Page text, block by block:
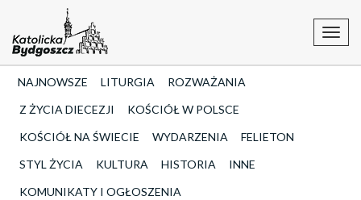
NAJNOWSZE LITURGIA
ROZWAŻANIA
Z ŻYCIA DIECEZJI
KOŚCIÓŁ W POLSCE
KOŚCIÓŁ NA ŚWIECIE
WYDARZENIA
FELIETON
STYL ŻYCIA
KULTURA HISTORIA
INNE
KOMUNIKATY I OGŁOSZENIA